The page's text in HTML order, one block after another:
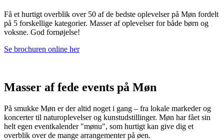
Få et hurtigt overblik over 50 af de bedste oplevelser på Møn fordelt
på 5 forskellige kategorier. Masser af oplevelser for både børn og
voksne. God fornøjelse!
Se brochuren online her
Masser af fede events på Møn
På smukke Møn er der altid noget i gang – fra lokale markeder og
koncerter til naturoplevelser og kunstudstillinger. Møn har fået sin
helt egen eventkalender "mønu", som hurtigt kan give dig et
overblik over de mange arrangementer på øen.